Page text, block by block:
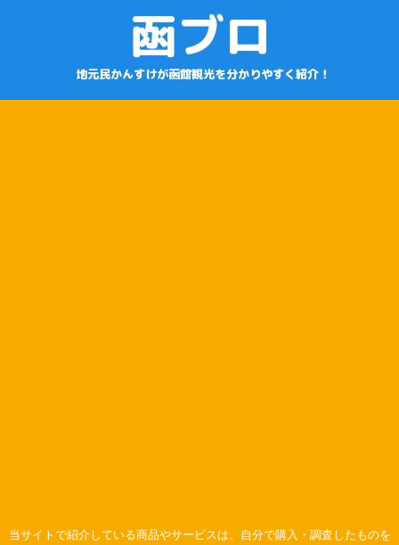
当サイトで紹介している商品やサービスは、自分で購入・調査したものを